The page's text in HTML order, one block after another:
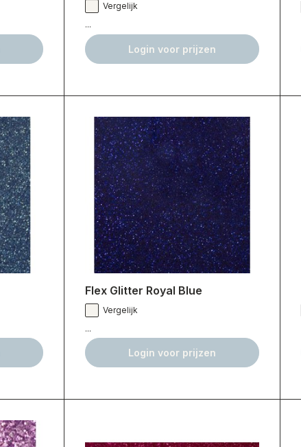
Vergelijk
...
Login voor prijzen
Flex Glitter Royal Blue
Vergelijk
...
Login voor prijzen